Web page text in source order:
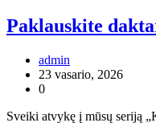
Paklauskite
admin
23 vasario, 2026
0
Sveiki atvykę į mūsų seriją